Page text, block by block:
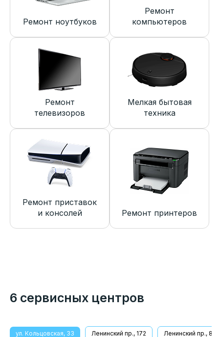
Ремонт ноутбуков
Ремонт
компьютеров
Ремонт
телевизоров
Мелкая бытовая
техника
Ремонт приставок
и консолей
Ремонт принтеров
6 сервисных центров
ул. Кольцовская, 33 Ленинский пр., 172 Ленинский пр., 8/1